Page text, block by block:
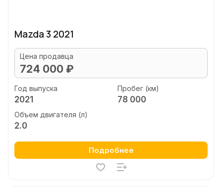
Mazda 3 2021
Цена продавца
724 000 ₽
Год выпуска
2021
Пробег (км)
78 000
Объем двигателя (л)
2.0
Подробнее